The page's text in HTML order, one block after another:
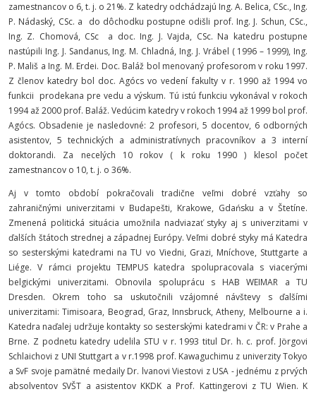
zamestnancov o 6, t. j. o 21%. Z katedry odchádzajú Ing. A. Belica, CSc., Ing.
P. Nádaský, CSc. a do dôchodku postupne odišli prof. Ing. J. Schun, CSc.,
Ing. Z. Chomová, CSc a doc. Ing. J. Vajda, CSc. Na katedru postupne
nastúpili Ing. J. Sandanus, Ing. M. Chladná, Ing. J. Vrábel ( 1996 – 1999), Ing.
P. Mališ a Ing. M. Erdei. Doc. Baláž bol menovaný profesorom v roku 1997.
Z členov katedry bol doc. Agócs vo vedení fakulty v r. 1990 až 1994 vo
funkcii prodekana pre vedu a výskum. Tú istú funkciu vykonával v rokoch
1994 až 2000 prof. Baláž. Vedúcim katedry v rokoch 1994 až 1999 bol prof.
Agócs. Obsadenie je nasledovné: 2 profesori, 5 docentov, 6 odborných
asistentov, 5 technických a administratívnych pracovníkov a 3 interní
doktorandi. Za necelých 10 rokov ( k roku 1990 ) klesol počet
zamestnancov o 10, t. j. o 36%.
Aj v tomto období pokračovali tradične veľmi dobré vzťahy so
zahraničnými univerzitami v Budapešti, Krakowe, Gdańsku a v Štetíne.
Zmenená politická situácia umožnila nadviazať styky aj s univerzitami v
ďalších štátoch strednej a západnej Európy. Veľmi dobré styky má Katedra
so sesterskými katedrami na TU vo Viedni, Grazi, Mníchove, Stuttgarte a
Liége. V rámci projektu TEMPUS katedra spolupracovala s viacerými
belgickými univerzitami. Obnovila spoluprácu s HAB WEIMAR a TU
Dresden. Okrem toho sa uskutočnili vzájomné návštevy s ďalšími
univerzitami: Timisoara, Beograd, Graz, Innsbruck, Atheny, Melbourne a i.
Katedra naďalej udržuje kontakty so sesterskými katedrami v ČR: v Prahe a
Brne. Z podnetu katedry udelila STU v r. 1993 titul Dr. h. c. prof. Jörgovi
Schlaichovi z UNI Stuttgart a v r.1998 prof. Kawaguchimu z univerzity Tokyo
a SvF svoje pamätné medaily Dr. lvanovi Viestovi z USA - jednému z prvých
absolventov SVŠT a asistentov KKDK a Prof. Kattingerovi z TU Wien. K